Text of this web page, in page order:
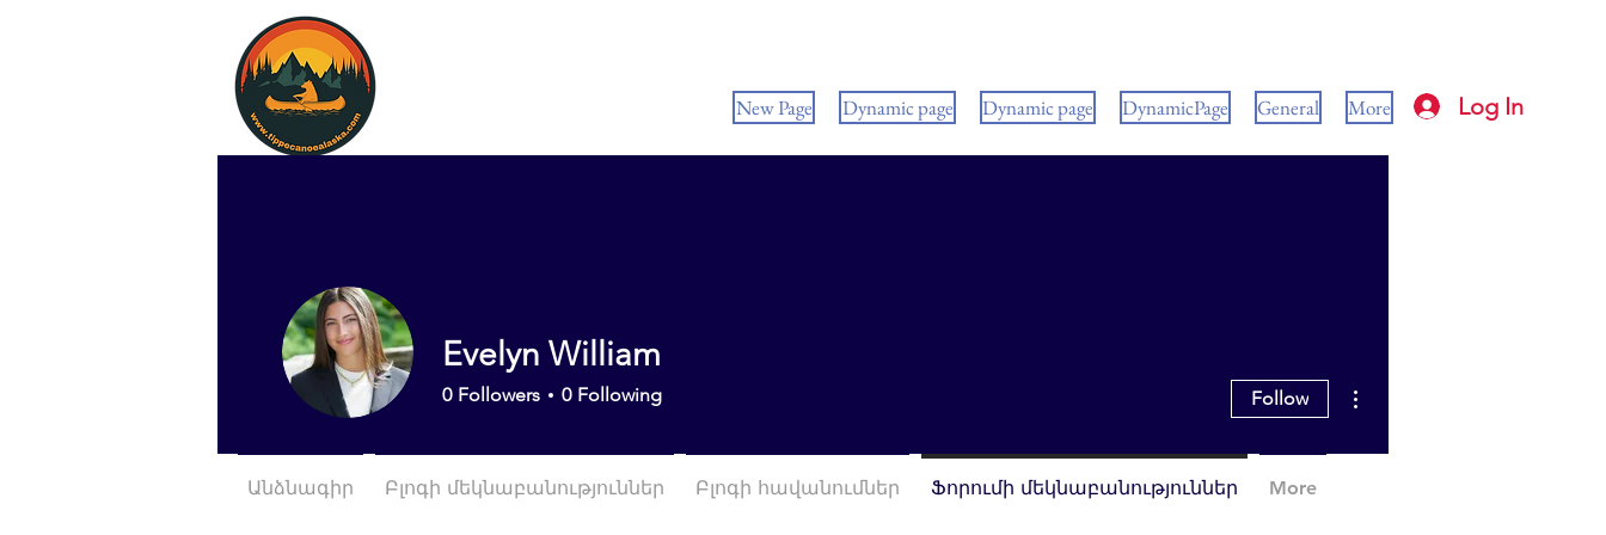
New Page Dynamic page Dynamic page DynamicPage General More Log In
Evelyn William
0 Followers 0 Following Follow
Անձնագիր Բլոգի մեկնաբանություններ Բլոգի հավանումներ Ֆորումի մեկնաբանություններ More